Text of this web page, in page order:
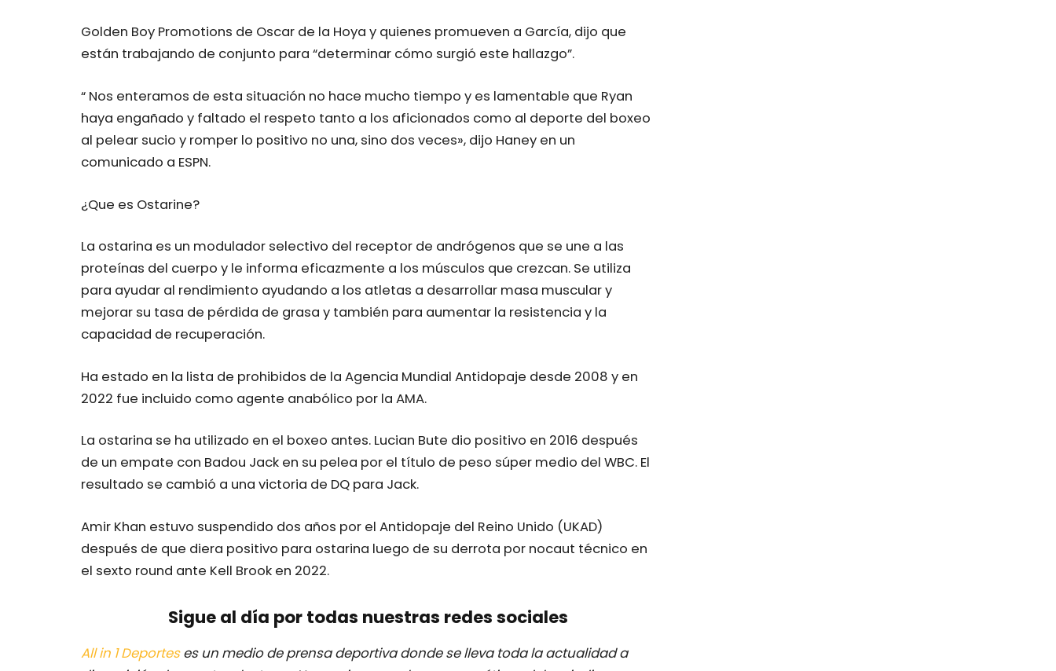
Golden Boy Promotions de Oscar de la Hoya y quienes promueven a García, dijo que
están trabajando de conjunto para “determinar cómo surgió este hallazgo”.
“ Nos enteramos de esta situación no hace mucho tiempo y es lamentable que Ryan
haya engañado y faltado el respeto tanto a los aficionados como al deporte del boxeo
al pelear sucio y romper lo positivo no una, sino dos veces», dijo Haney en un
comunicado a ESPN.
¿Que es Ostarine?
La ostarina es un modulador selectivo del receptor de andrógenos que se une a las
proteínas del cuerpo y le informa eficazmente a los músculos que crezcan. Se utiliza
para ayudar al rendimiento ayudando a los atletas a desarrollar masa muscular y
mejorar su tasa de pérdida de grasa y también para aumentar la resistencia y la
capacidad de recuperación.
Ha estado en la lista de prohibidos de la Agencia Mundial Antidopaje desde 2008 y en
2022 fue incluido como agente anabólico por la AMA.
La ostarina se ha utilizado en el boxeo antes. Lucian Bute dio positivo en 2016 después
de un empate con Badou Jack en su pelea por el título de peso súper medio del WBC. El
resultado se cambió a una victoria de DQ para Jack.
Amir Khan estuvo suspendido dos años por el Antidopaje del Reino Unido (UKAD)
después de que diera positivo para ostarina luego de su derrota por nocaut técnico en
el sexto round ante Kell Brook en 2022.
Sigue al día por todas nuestras redes sociales
All in 1 Deporteses un medio de prensa deportiva donde se lleva toda la actualidad a